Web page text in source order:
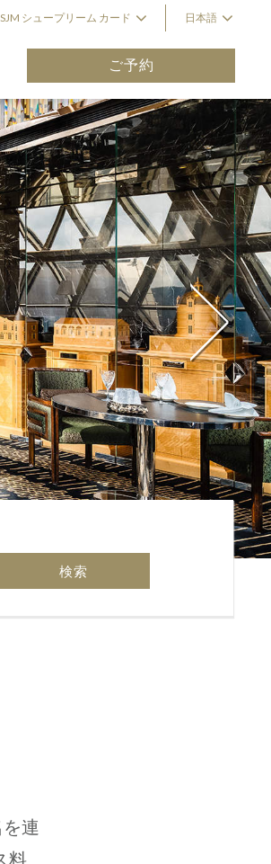
SJM シュープリーム カード 日本語
ご予約
検索
連
料